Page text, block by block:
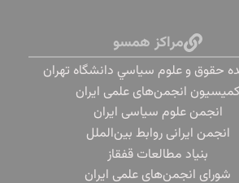
مراکز همسو
حقوق و علوم سياسي دانشگاه تهران
کمیسیون انجمن‌های علمی ایران
انجمن علوم سیاسی ایران
انجمن ایرانی روابط بین‌الملل
بنياد مطالعات قفقاز
شورای انجمن‌های علمی ایران